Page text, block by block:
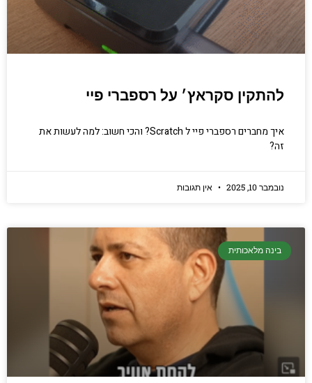
להתקין סקראץ׳ על רספברי פיי
איך מחברים רספברי פיי ל Scratch? והכי חשוב: למה לעשות את
זה?
נובמבר 10, 2025 אין תגובות
בינה מלאכותית